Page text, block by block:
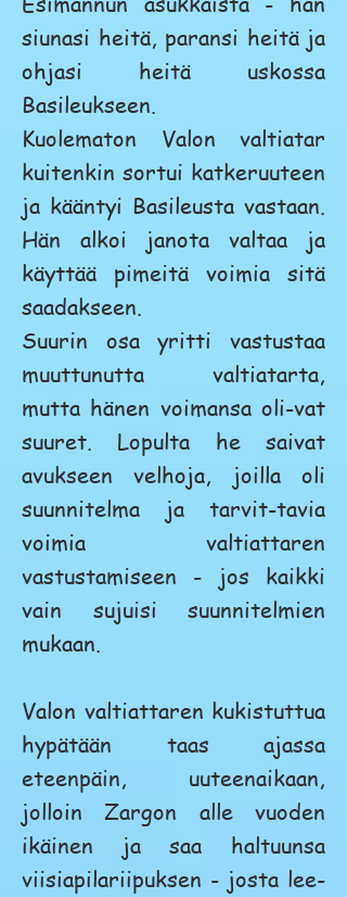
siunasi heitä, paransi heitä ja
ohjasi heitä uskossa
Basileukseen.
Kuolematon Valon valtiatar
kuitenkin sortui katkeruuteen
ja kääntyi Basileusta vastaan.
Hän alkoi janota valtaa ja
käyttää pimeitä voimia sitä
saadakseen.
Suurin osa yritti vastustaa
muuttunutta valtiatarta,
mutta hänen voimansa oli-vat
suuret. Lopulta he saivat
avukseen velhoja, joilla oli
suunnitelma ja tarvit-tavia
voimia valtiattaren
vastustamiseen - jos kaikki
vain sujuisi suunnitelmien
mukaan.
Valon valtiattaren kukistuttua
hypätään taas ajassa
eteenpäin, uuteenaikaan,
jolloin Zargon alle vuoden
ikäinen ja saa haltuunsa
viisiapilariipuksen - josta lee-